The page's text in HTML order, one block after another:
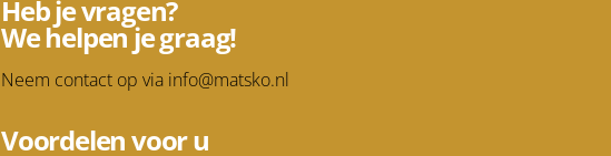
Heb je vragen?
We helpen je graag!
Neem contact op via info@matsko.nl
Voordelen voor u